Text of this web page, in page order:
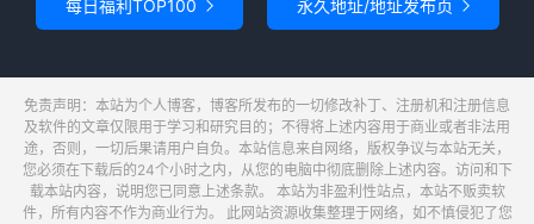
每日福利TOP100  永久地址/地址发布页 
免责声明：本站为个人博客，博客所发布的一切修改补丁、注册机和注册信息
及软件的文章仅限用于学习和研究目的；不得将上述内容用于商业或者非法用
途，否则，一切后果请用户自负。本站信息来自网络，版权争议与本站无关，
您必须在下载后的24个小时之内，从您的电脑中彻底删除上述内容。访问和下
载本站内容，说明您已同意上述条款。 本站为非盈利性站点，本站不贩卖软
件，所有内容不作为商业行为。 此网站资源收集整理于网络，如不慎侵犯了您